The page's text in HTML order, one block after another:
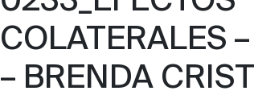
COLATERALES
– BRENDA